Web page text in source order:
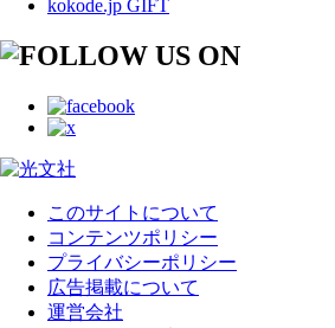
kokode.jp GIFT
このサイトについて
コンテンツポリシー
プライバシーポリシー
広告掲載について
運営会社